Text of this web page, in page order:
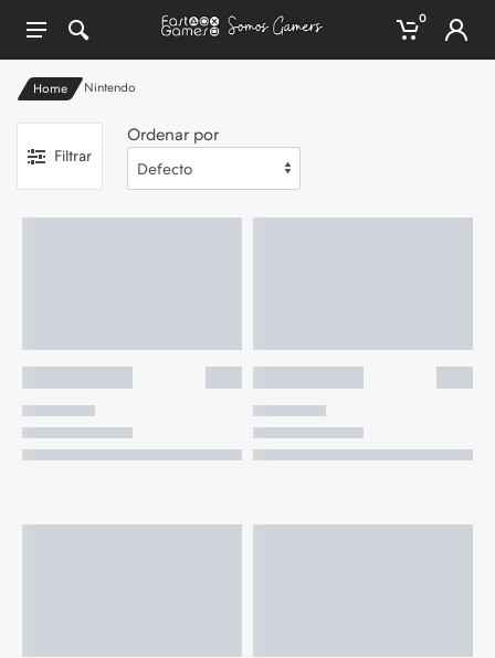
0
Home Nintendo
Filtrar
Ordenar por